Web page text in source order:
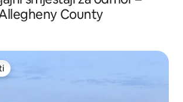
County
s oznakom „Odabrali gosti”